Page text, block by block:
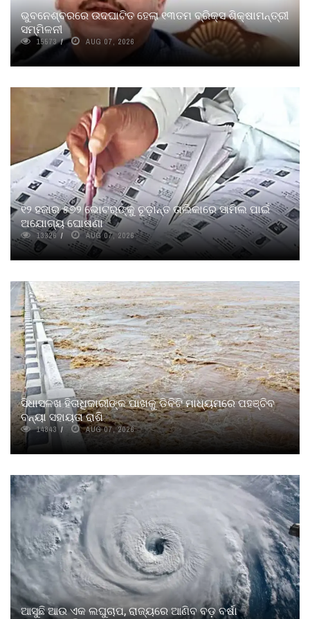
ଭୁବନେଶ୍ବରରେ ଉଦଘାଟିତ ହେଲା ୧୩ତମ ବ୍ରିକ୍ସ ଶିକ୍ଷାମନ୍ତ୍ରୀ
ସମ୍ମିଳନୀ
15573 AUG 07, 2026
୧୨ ହଜାର ୫୭୨ ଭୋଟର୍‌ଙ୍କୁ ଚୂଡ଼ାନ୍ତ ତାଲିକାରେ ସାମିଲ ପାଇଁ
ଅଯୋଗ୍ୟ ଘୋଷଣା
13326 AUG 07, 2026
ସିଧାସଳଖ ହିତାଧିକାରୀଙ୍କ ପାଖକୁ ଡିବିଟି ମାଧ୍ୟମରେ ପହଞ୍ଚିବ
ବନ୍ୟା ସହାୟତା ରାଶି
14843 AUG 07, 2026
ଆସୁଛି ଆଉ ଏକ ଲଘୁଚାପ, ରାଜ୍ୟରେ ଆଣିବ ବଡ଼ ବର୍ଷା